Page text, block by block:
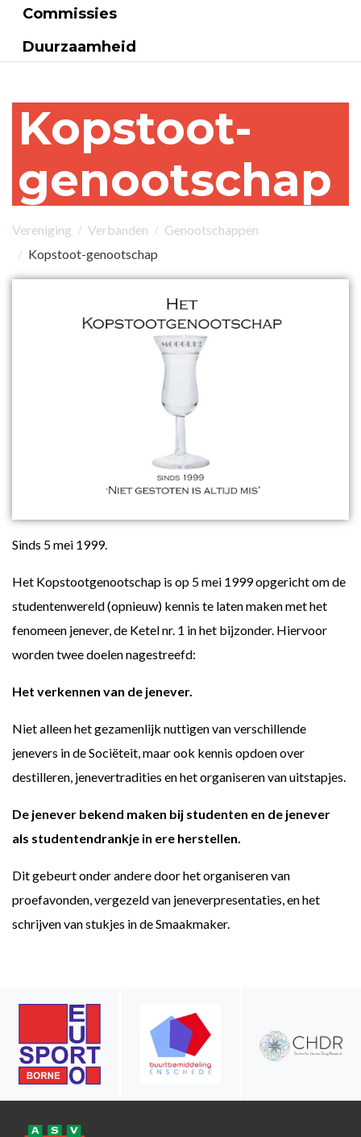
Commissies
Duurzaamheid
Kopstoot-
genootschap
Vereniging Verbanden
Genootschappen
Kopstoot-genootschap
Sinds 5 mei 1999.
Het Kopstootgenootschap is op 5 mei 1999 opgericht om de
studentenwereld (opnieuw) kennis te laten maken met het
fenomeen jenever, de Ketel nr. 1 in het bijzonder. Hiervoor
worden twee doelen nagestreefd:
Het verkennen van de jenever.
Niet alleen het gezamenlijk nuttigen van verschillende
jenevers in de Sociëteit, maar ook kennis opdoen over
destilleren, jenevertradities en het organiseren van uitstapjes.
De jenever bekend maken bij studenten en de jenever
als studentendrankje in ere herstellen.
Dit gebeurt onder andere door het organiseren van
proefavonden, vergezeld van jeneverpresentaties, en het
schrijven van stukjes in de Smaakmaker.